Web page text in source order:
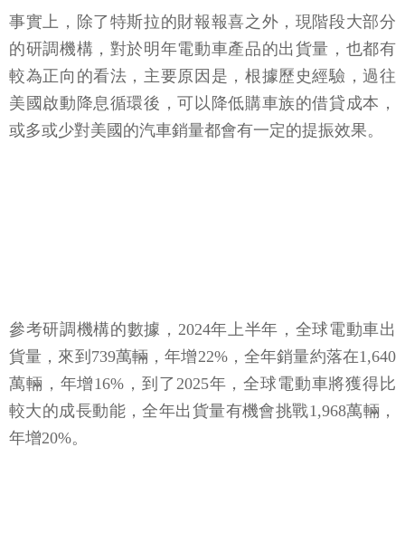
事實上，除了特斯拉的財報報喜之外，現階段大部分
的研調機構，對於明年電動車產品的出貨量，也都有
較為正向的看法，主要原因是，根據歷史經驗，過往
美國啟動降息循環後，可以降低購車族的借貸成本，
或多或少對美國的汽車銷量都會有一定的提振效果。
參考研調機構的數據，2024年上半年，全球電動車出
貨量，來到739萬輛，年增22%，全年銷量約落在1,640
萬輛，年增16%，到了2025年，全球電動車將獲得比
較大的成長動能，全年出貨量有機會挑戰1,968萬輛，
年增20%。